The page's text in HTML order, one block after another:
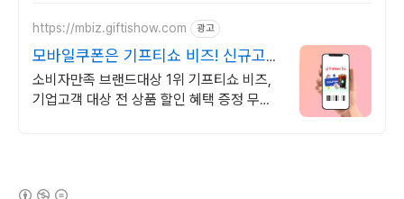
https://mbiz.giftishow.com 광고
모바일쿠폰은 기프티쇼 비즈! 신규고객
100% 상품혜택!
소비자만족 브랜드대상 1위 기프티쇼 비즈,
기업고객 대상 전 상품 할인 혜택 증정 무통